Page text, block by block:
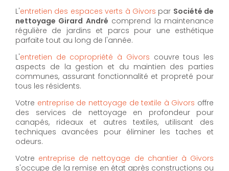
L'entretien des espaces verts à Givors par Société de
nettoyage Girard André comprend la maintenance
régulière de jardins et parcs pour une esthétique
parfaite tout au long de l'année.
L'entretien de copropriété à Givors couvre tous les
aspects de la gestion et du maintien des parties
communes, assurant fonctionnalité et propreté pour
tous les résidents.
Votre entreprise de nettoyage de textile à Givors offre
des services de nettoyage en profondeur pour
canapés, rideaux et autres textiles, utilisant des
techniques avancées pour éliminer les taches et
odeurs.
Votre entreprise de nettoyage de chantier à Givors
s'occupe de la remise en état après constructions ou